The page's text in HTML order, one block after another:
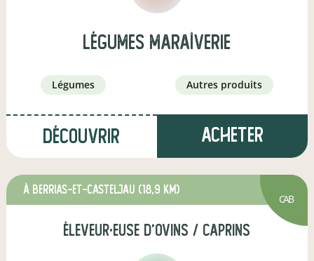
Légumes Maraîverie
légumes autres produits
Découvrir Acheter
à Berrias-et-Casteljau (18,9 km)
CAB
éleveur·euse d'ovins / caprins